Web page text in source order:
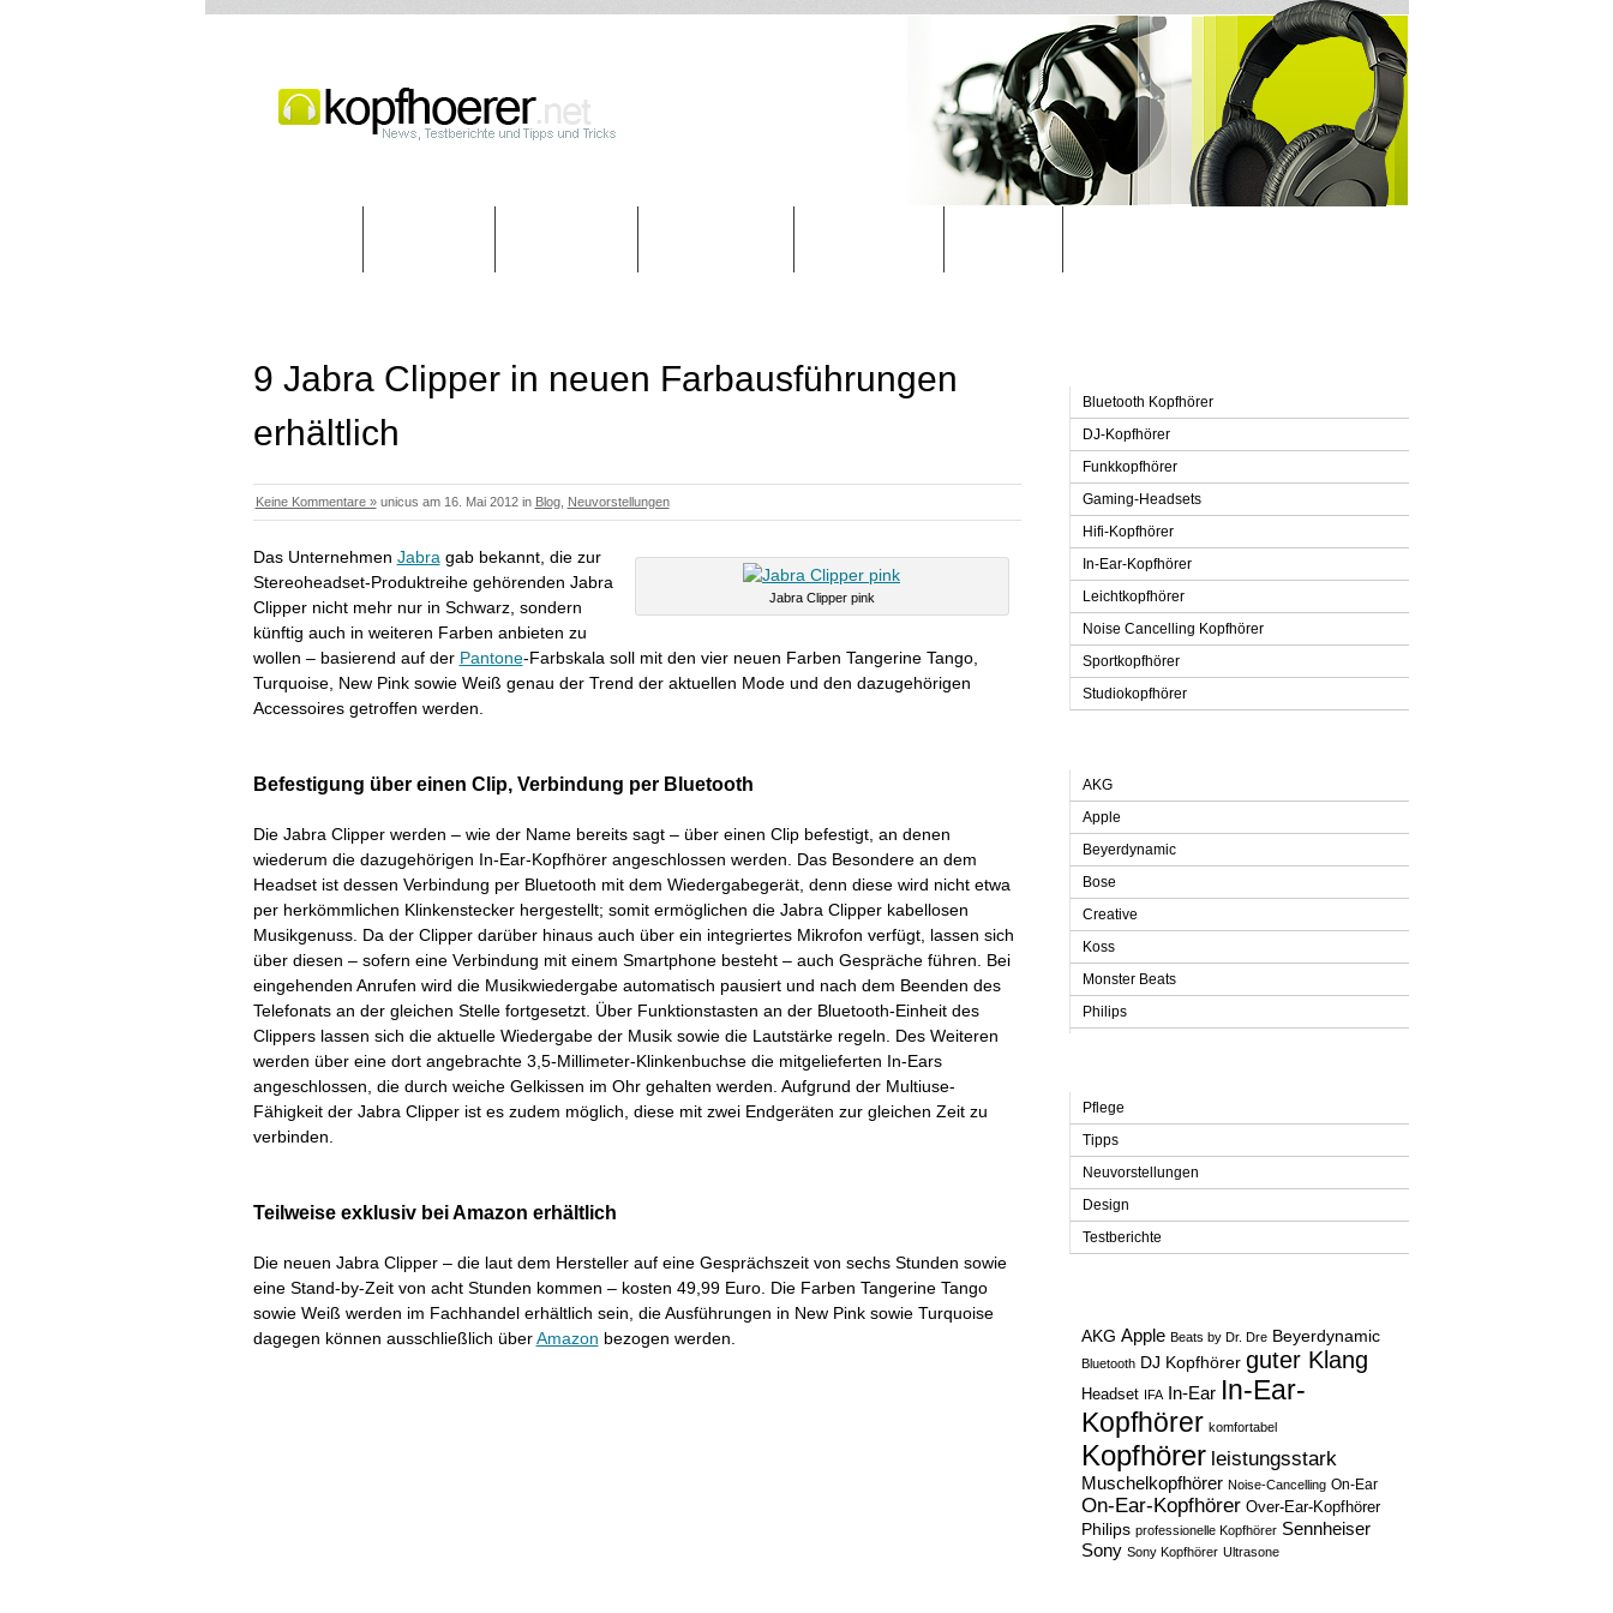
9 Jabra Clipper in neuen Farbausführungen
erhältlich
Keine Kommentare »unicus am 16. Mai 2012 in Blog, Neuvorstellungen
Jabra Clipper pink
Das Unternehmen Jabra gab bekannt, die zur
Stereoheadset-Produktreihe gehörenden Jabra
Clipper nicht mehr nur in Schwarz, sondern
künftig auch in weiteren Farben anbieten zu
wollen – basierend auf der Pantone-Farbskala soll mit den vier neuen Farben Tangerine Tango,
Turquoise, New Pink sowie Weiß genau der Trend der aktuellen Mode und den dazugehörigen
Accessoires getroffen werden.
Befestigung über einen Clip, Verbindung per Bluetooth
Die Jabra Clipper werden – wie der Name bereits sagt – über einen Clip befestigt, an denen
wiederum die dazugehörigen In-Ear-Kopfhörer angeschlossen werden. Das Besondere an dem
Headset ist dessen Verbindung per Bluetooth mit dem Wiedergabegerät, denn diese wird nicht etwa
per herkömmlichen Klinkenstecker hergestellt; somit ermöglichen die Jabra Clipper kabellosen
Musikgenuss. Da der Clipper darüber hinaus auch über ein integriertes Mikrofon verfügt, lassen sich
über diesen – sofern eine Verbindung mit einem Smartphone besteht – auch Gespräche führen. Bei
eingehenden Anrufen wird die Musikwiedergabe automatisch pausiert und nach dem Beenden des
Telefonats an der gleichen Stelle fortgesetzt. Über Funktionstasten an der Bluetooth-Einheit des
Clippers lassen sich die aktuelle Wiedergabe der Musik sowie die Lautstärke regeln. Des Weiteren
werden über eine dort angebrachte 3,5-Millimeter-Klinkenbuchse die mitgelieferten In-Ears
angeschlossen, die durch weiche Gelkissen im Ohr gehalten werden. Aufgrund der Multiuse-
Fähigkeit der Jabra Clipper ist es zudem möglich, diese mit zwei Endgeräten zur gleichen Zeit zu
verbinden.
Teilweise exklusiv bei Amazon erhältlich
Die neuen Jabra Clipper – die laut dem Hersteller auf eine Gesprächszeit von sechs Stunden sowie
eine Stand-by-Zeit von acht Stunden kommen – kosten 49,99 Euro. Die Farben Tangerine Tango
sowie Weiß werden im Fachhandel erhältlich sein, die Ausführungen in New Pink sowie Turquoise
dagegen können ausschließlich überAmazon bezogen werden.
Bluetooth Kopfhörer
DJ-Kopfhörer
Funkkopfhörer
Gaming-Headsets
Hifi-Kopfhörer
In-Ear-Kopfhörer
Leichtkopfhörer
Noise Cancelling Kopfhörer
Sportkopfhörer
Studiokopfhörer
AKG
Apple
Beyerdynamic
Bose
Creative
Koss
Monster Beats
Philips
Skullcandy
Sony
Teufel
WeSC
Logitech
Urbanears
Behringer
Tritton
Pflege
Tipps
Neuvorstellungen
Design
Testberichte
AKG Apple Beats by Dr. Dre Beyerdynamic
Bluetooth DJ Kopfhörer guter Klang
Headset IFA In-Ear In-Ear-
Kopfhörer komfortabel
Kopfhörer leistungsstark
Muschelkopfhörer Noise-Cancelling On-Ear
On-Ear-Kopfhörer Over-Ear-Kopfhörer
Philips professionelle Kopfhörer Sennheiser
Sony Sony Kopfhörer Ultrasone